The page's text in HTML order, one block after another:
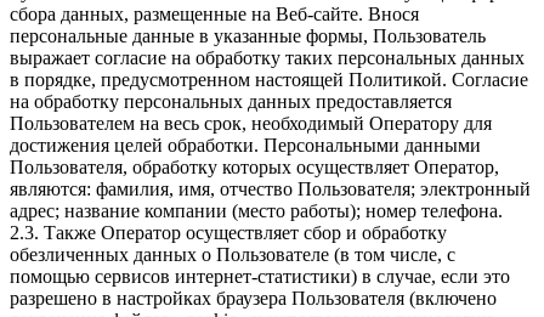
сбора данных, размещенные на Веб-сайте. Внося
персональные данные в указанные формы, Пользователь
выражает согласие на обработку таких персональных данных
в порядке, предусмотренном настоящей Политикой. Согласие
на обработку персональных данных предоставляется
Пользователем на весь срок, необходимый Оператору для
достижения целей обработки. Персональными данными
Пользователя, обработку которых осуществляет Оператор,
являются: фамилия, имя, отчество Пользователя; электронный
адрес; название компании (место работы); номер телефона.
2.3. Также Оператор осуществляет сбор и обработку
обезличенных данных о Пользователе (в том числе, с
помощью сервисов интернет-статистики) в случае, если это
разрешено в настройках браузера Пользователя (включено